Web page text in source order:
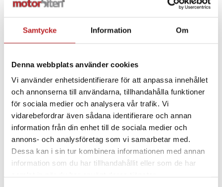
Samtycke Information Om
Denna webbplats använder cookies
Vi använder enhetsidentifierare för att anpassa innehållet
och annonserna till användarna, tillhandahålla funktioner
för sociala medier och analysera vår trafik. Vi
vidarebefordrar även sådana identifierare och annan
information från din enhet till de sociala medier och
annons- och analysföretag som vi samarbetar med.
Dessa kan i sin tur kombinera informationen med annan
information som du har tillhandahållit eller som de har
Förvaringskapell Can-
Am G2 & G2L Max
1003386 715001668
3 090,00 kr
4-10 dagar
Transport /
Förvaringskapell 2UP
1003393715005075
3 190,00 kr
4-10 dagar